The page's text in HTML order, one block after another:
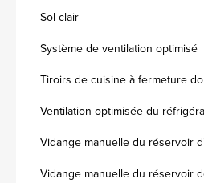
Sol clair
Système de ventilation optimisé
Tiroirs de cuisine à fermeture
Ventilation optimisée du
Vidange manuelle du réservoir
Vidange manuelle du réservoir